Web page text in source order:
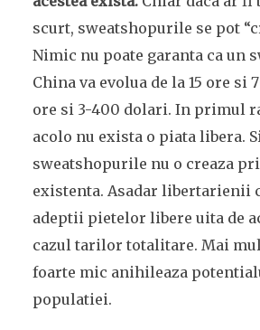
scurt, sweatshopurile se pot
Nimic nu poate garanta ca un
China va evolua de la 15 ore si
ore si 3-400 dolari. In primul
acolo nu exista o piata libera.
sweatshopurile nu o creaza
existenta. Asadar libertarienii
adeptii pietelor libere uita de
cazul tarilor totalitare. Mai
foarte mic anihileaza
populatiei.